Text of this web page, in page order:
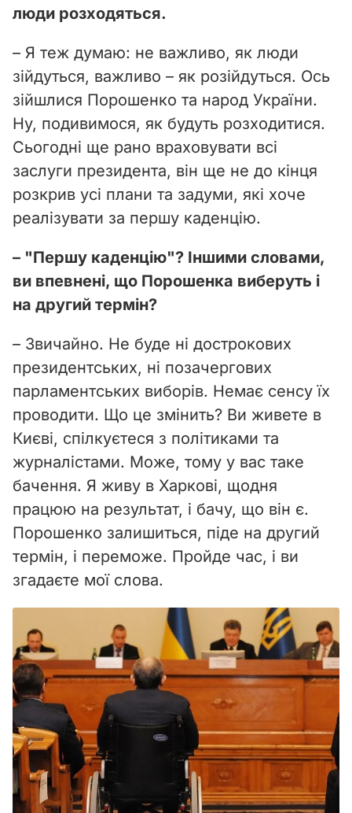
люди розходяться.
– Я теж думаю: не важливо, як люди
зійдуться, важливо – як розійдуться. Ось
зійшлися Порошенко та народ України.
Ну, подивимося, як будуть розходитися.
Сьогодні ще рано враховувати всі
заслуги президента, він ще не до кінця
розкрив усі плани та задуми, які хоче
реалізувати за першу каденцію.
– "Першу каденцію"? Іншими словами,
ви впевнені, що Порошенка виберуть і
на другий термін?
– Звичайно. Не буде ні дострокових
президентських, ні позачергових
парламентських виборів. Немає сенсу їх
проводити. Що це змінить? Ви живете в
Києві, спілкуєтеся з політиками та
журналістами. Може, тому у вас таке
бачення. Я живу в Харкові, щодня
працюю на результат, і бачу, що він є.
Порошенко залишиться, піде на другий
термін, і переможе. Пройде час, і ви
згадаєте мої слова.